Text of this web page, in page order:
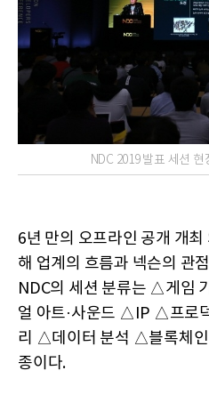
NDC 2019 발표 세션
6년 만의 오프라인 공개 개
해 업계의 흐름과 넥슨의 관
NDC의 세션 분류는 △게임
얼 아트·사운드 △IP △프로
리 △데이터 분석 △블록체
종이다.